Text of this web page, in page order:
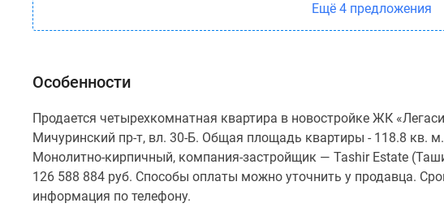
Ещё 4 предложения
Особенности
Продается четырехкомнатная квартира в новостройке ЖК
Мичуринский пр-т, вл. 30-Б. Общая площадь квартиры - 118.8 кв.
Монолитно-кирпичный, компания-застройщик — Tashir Estate
126 588 884 руб. Способы оплаты можно уточнить у продавца.
информация по телефону.